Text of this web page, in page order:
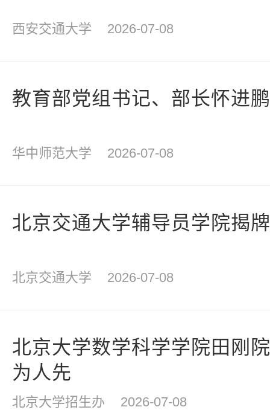
西安交通大学 2026-07-08
教育部党组书记、部长怀进
华中师范大学 2026-07-08
北京交通大学辅导员学院揭
北京交通大学 2026-07-08
北京大学数学科学学院田刚
为人先
北京大学招生办 2026-07-08